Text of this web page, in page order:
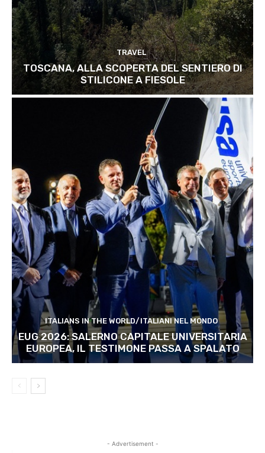
TRAVEL
TOSCANA, ALLA SCOPERTA DEL SENTIERO DI
STILICONE A FIESOLE
ITALIANS IN THE WORLD/ITALIANI NEL MONDO
EUG 2026: SALERNO CAPITALE UNIVERSITARIA
EUROPEA, IL TESTIMONE PASSA A SPALATO
- Advertisement -